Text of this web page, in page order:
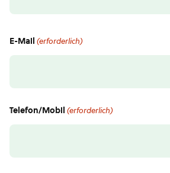
E-Mail (erforderlich)
Telefon/Mobil (erforderlich)